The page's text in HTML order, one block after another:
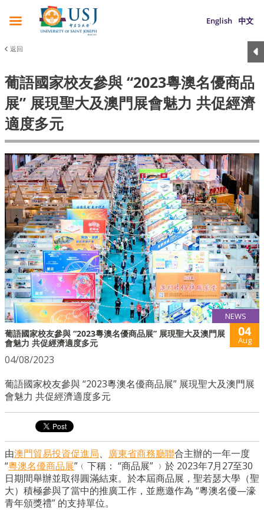
English 中文
返回
葡語國家校友參與 “2023粵澳名優商品
展” 展現聖大及澳門展會魅力 共促經濟
適度多元
NEWS
葡語國家校友參與 “2023粵澳名優商品展” 展現聖大及澳門展
會魅力 共促經濟適度多元
04
Aug
04/08/2023
葡語國家校友參與 “2023粵澳名優商品展” 展現聖大及澳門展
會魅力 共促經濟適度多元
由澳門貿易投資促進局、 廣東省商務廳聯合主辦的一年一度
“粵澳名優商品展”﹙下稱： “商品展” ﹚於 2023年7月27至30
日期間舉辦並取得圓滿結束。於本屆商品展，聖若瑟大學（聖
大）積極參與了當中的推廣工作，並應邀作為 “粵澳名優—濠
青年頒獎禮” 的支持單位。